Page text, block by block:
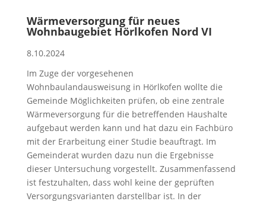
Wärmeversorgung für neues
Wohnbaugebiet Hörlkofen Nord VI
8.10.2024
Im Zuge der vorgesehenen
Wohnbaulandausweisung in Hörlkofen wollte die
Gemeinde Möglichkeiten prüfen, ob eine zentrale
Wärmeversorgung für die betreffenden Haushalte
aufgebaut werden kann und hat dazu ein Fachbüro
mit der Erarbeitung einer Studie beauftragt. Im
Gemeinderat wurden dazu nun die Ergebnisse
dieser Untersuchung vorgestellt. Zusammenfassend
ist festzuhalten, dass wohl keine der geprüften
Versorgungsvarianten darstellbar ist. In der